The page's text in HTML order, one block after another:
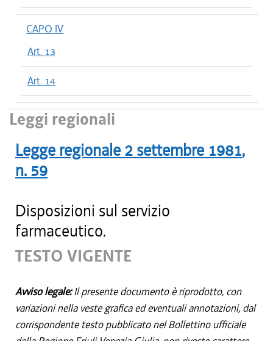
CAPO IV
Art. 13
Art. 14
Leggi regionali
Legge regionale 2 settembre 1981,
n. 59
Disposizioni sul servizio
farmaceutico.
TESTO VIGENTE
Avviso legale:Il presente documento è riprodotto, con
variazioni nella veste grafica ed eventuali annotazioni, dal
corrispondente testo pubblicato nel Bollettino ufficiale